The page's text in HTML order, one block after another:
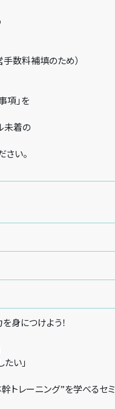
数料補填のため）
項」を
未着の
い。
身につけよう！
い」
トレーニング”を学べるセミ